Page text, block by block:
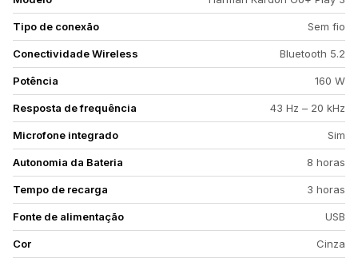
Tipo de conexão Sem fio
Conectividade Wireless Bluetooth 5.2
Potência 160 W
Resposta de frequência 43 Hz – 20 kHz
Microfone integrado Sim
Autonomia da Bateria 8 horas
Tempo de recarga 3 horas
Fonte de alimentação USB
Cor Cinza